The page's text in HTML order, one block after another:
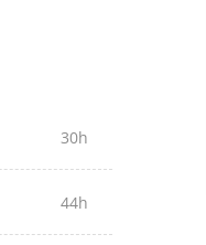
30h
44h